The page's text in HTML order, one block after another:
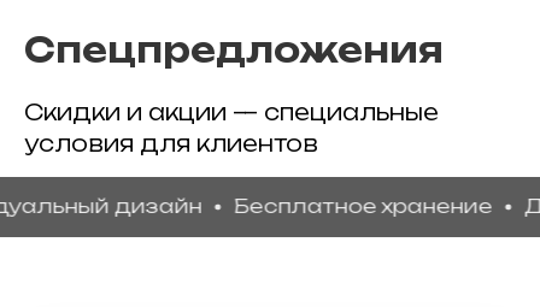
Спецпредложения
Скидки и акции — специальные
условия для клиентов
дизайн Бесплатное хранение